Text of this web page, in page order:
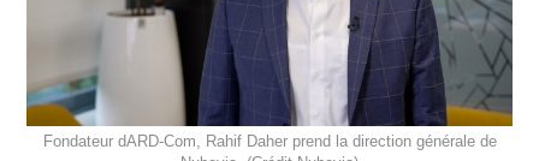
Fondateur dARD-Com, Rahif Daher prend la direction générale de